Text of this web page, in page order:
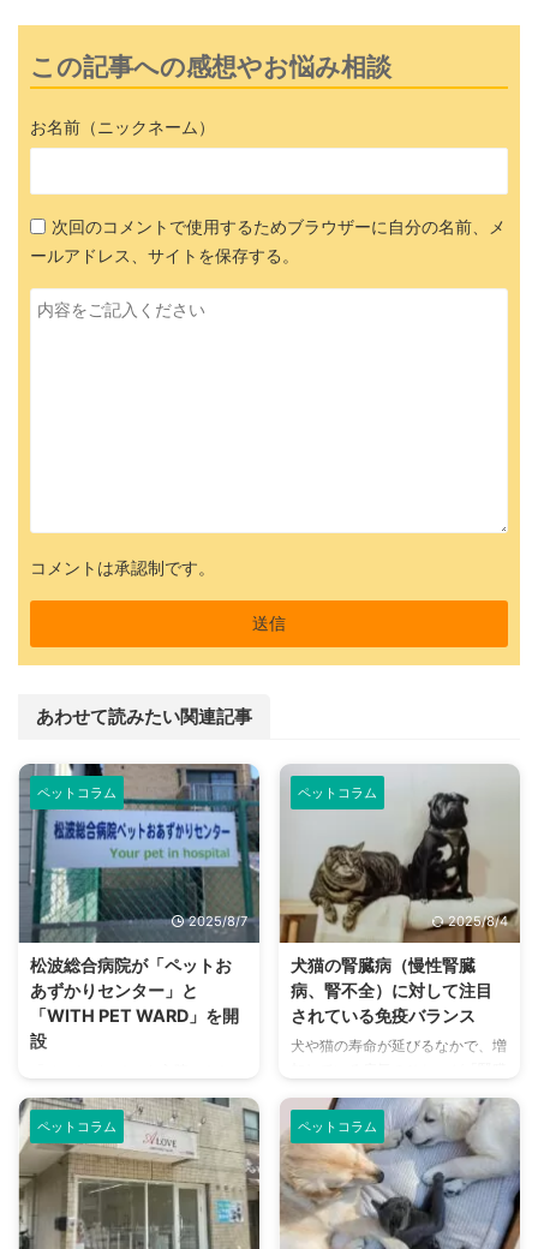
この記事への感想やお悩み相談
お名前（ニックネーム）
次回のコメントで使用するためブラウザーに自分の名前、メ
ールアドレス、サイトを保存する。
コメントは承認制です。
あわせて読みたい関連記事
ペットコラム
2025/8/7
松波総合病院が「ペットお
あずかりセンター」と
「WITH PET WARD」を開
設
い」——そんな声に応えるべく、
「2025年4月、社会医療法人蘇西
厚生会（岐阜県羽島郡笠松町、理
事長：松波英寿）は運営する松波
総合病院（岐阜県羽島郡笠松町）
に、日本で初めて病院附設の「ペ
ットおあずかりセンター（Your
ペットコラム
2025/8/4
犬猫の腎臓病（慢性腎臓
病、腎不全）に対して注目
されている免疫バランス
犬や猫の寿命が延びるなかで、増
す。特に高齢のペットに多く見ら
れ、進行すると命に関わる重大な
疾患です。 本記事では、犬や猫
における腎臓病の基礎知識から、
具体的な症状、治療法、予防法ま
でをわかりやすくご紹介します。
ペットコラム ペットコラム